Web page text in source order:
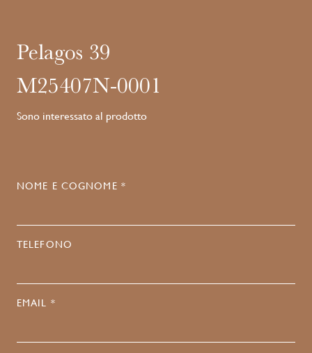
Pelagos 39
M25407N-0001
Sono interessato al prodotto
NOME E COGNOME *
TELEFONO
EMAIL *